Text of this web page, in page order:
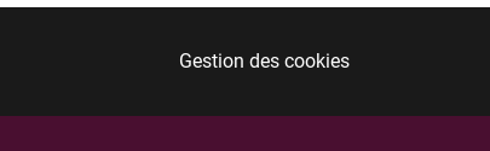
Gestion des cookies